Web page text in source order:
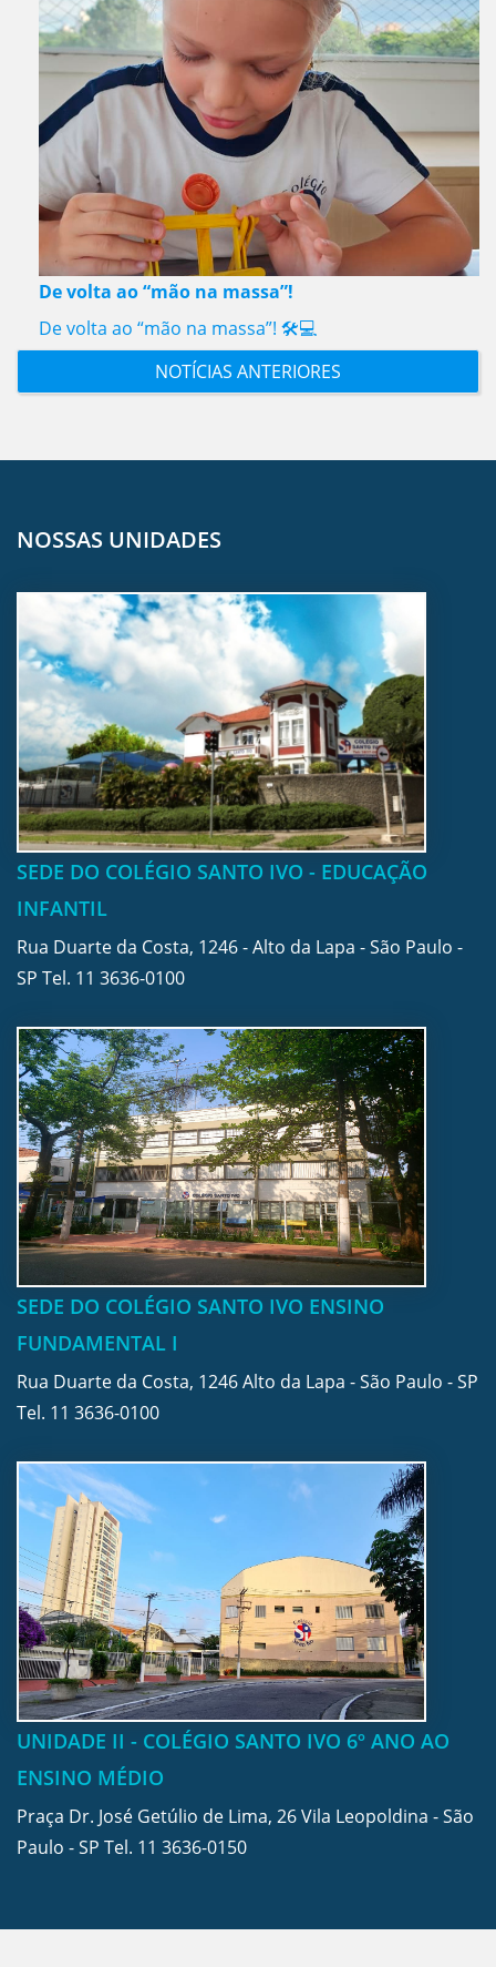
De volta ao “mão na massa”!
De volta ao “mão na massa”! 🛠️💻
NOTÍCIAS ANTERIORES
NOSSAS UNIDADES
SEDE DO COLÉGIO SANTO IVO - EDUCAÇÃO
INFANTIL
Rua Duarte da Costa, 1246 - Alto da Lapa - São Paulo -
SP Tel. 11 3636-0100
SEDE DO COLÉGIO SANTO IVO ENSINO
FUNDAMENTAL I
Rua Duarte da Costa, 1246 Alto da Lapa - São Paulo - SP
Tel. 11 3636-0100
UNIDADE II - COLÉGIO SANTO IVO 6º ANO AO
ENSINO MÉDIO
Praça Dr. José Getúlio de Lima, 26 Vila Leopoldina - São
Paulo - SP Tel. 11 3636-0150